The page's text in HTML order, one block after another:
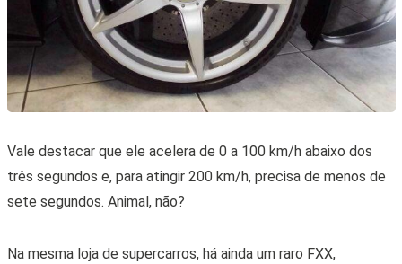
Vale destacar que ele acelera de 0 a 100 km/h abaixo dos
três segundos e, para atingir 200 km/h, precisa de menos de
sete segundos. Animal, não?
Na mesma loja de supercarros, há ainda um raro FXX,